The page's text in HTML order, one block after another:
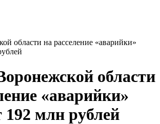
области на расселение «аварийки»
области
«аварийки»
192 млн рублей